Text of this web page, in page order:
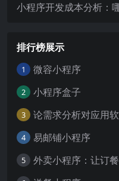
小程序开发成本分析：
排行榜展示
1 微容小程序
2 小程序盒子
3 论需求分析对应用
4 易邮铺小程序
5 外卖小程序：让订